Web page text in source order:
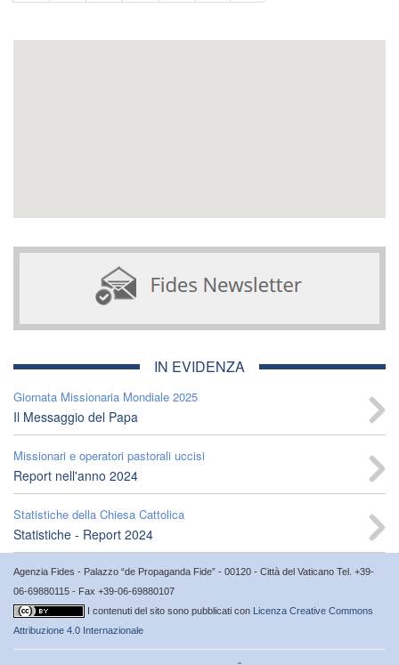
IN EVIDENZA
Giornata Missionaria Mondiale 2025
Il Messaggio del Papa
Missionari e operatori pastorali uccisi
Report nell'anno 2024
Statistiche della Chiesa Cattolica
Statistiche - Report 2024
Agenzia Fides - Palazzo “de Propaganda Fide” - 00120 - Città del Vaticano Tel. +39-
06-69880115 - Fax +39-06-69880107
I contenuti del sito sono pubblicati con Licenza Creative Commons
Attribuzione 4.0 Internazionale